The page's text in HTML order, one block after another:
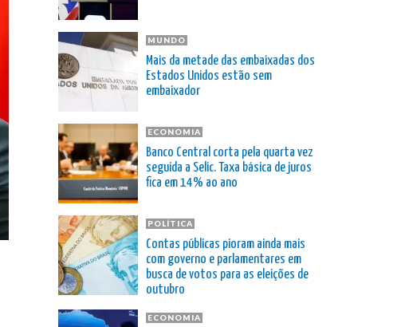
MUNDO
Mais da metade das embaixadas dos
Estados Unidos estão sem
embaixador
ECONOMIA
Banco Central corta pela quarta vez
seguida a Selic. Taxa básica de juros
fica em 14% ao ano
POLÍTICA
Contas públicas pioram ainda mais
com governo e parlamentares em
busca de votos para as eleições de
outubro
ECONOMIA